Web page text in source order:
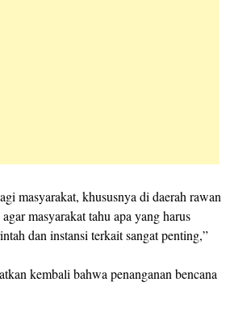
masyarakat, khususnya di daerah rawan
masyarakat tahu apa yang harus
dan instansi terkait sangat penting,”
kembali bahwa penanganan bencana